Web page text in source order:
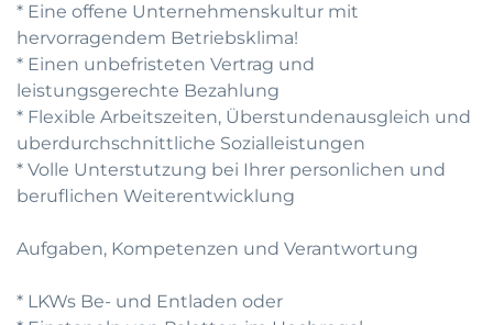
* Eine offene Unternehmenskultur mit
hervorragendem Betriebsklima!
* Einen unbefristeten Vertrag und
leistungsgerechte Bezahlung
* Flexible Arbeitszeiten, Überstundenausgleich und
uberdurchschnittliche Sozialleistungen
* Volle Unterstutzung bei Ihrer personlichen und
beruflichen Weiterentwicklung
Aufgaben, Kompetenzen und Verantwortung
* LKWs Be- und Entladen oder